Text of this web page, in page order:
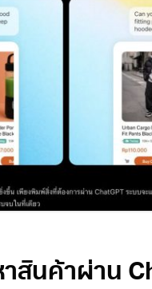
สินค้าผ่าน